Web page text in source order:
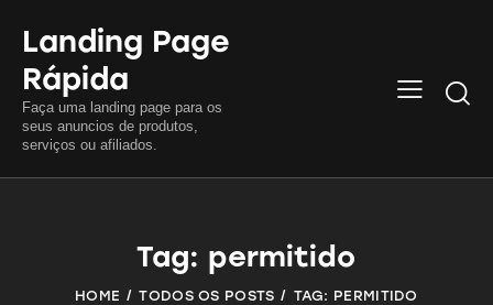
Landing Page
Rápida
Faça uma landing page para os
seus anuncios de produtos,
serviços ou afiliados.
Tag: permitido
HOME TODOS OS POSTS TAG: PERMITIDO